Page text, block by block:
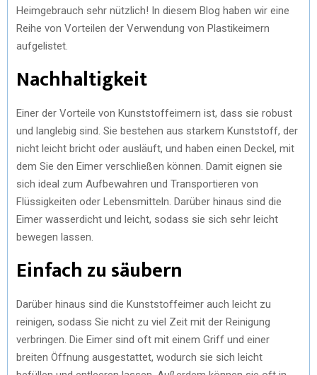
Heimgebrauch sehr nützlich! In diesem Blog haben wir eine
Reihe von Vorteilen der Verwendung von Plastikeimern
aufgelistet.
Nachhaltigkeit
Einer der Vorteile von Kunststoffeimern ist, dass sie robust
und langlebig sind. Sie bestehen aus starkem Kunststoff, der
nicht leicht bricht oder ausläuft, und haben einen Deckel, mit
dem Sie den Eimer verschließen können. Damit eignen sie
sich ideal zum Aufbewahren und Transportieren von
Flüssigkeiten oder Lebensmitteln. Darüber hinaus sind die
Eimer wasserdicht und leicht, sodass sie sich sehr leicht
bewegen lassen.
Einfach zu säubern
Darüber hinaus sind die Kunststoffeimer auch leicht zu
reinigen, sodass Sie nicht zu viel Zeit mit der Reinigung
verbringen. Die Eimer sind oft mit einem Griff und einer
breiten Öffnung ausgestattet, wodurch sie sich leicht